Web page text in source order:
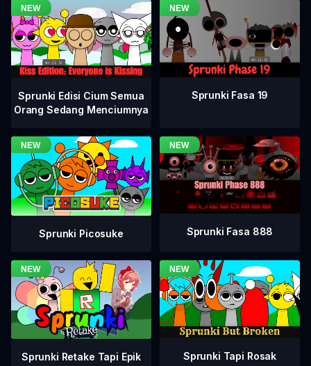
Sprunki Edisi Cium Semua
Orang Sedang Menciumnya
Sprunki Fasa 19
Sprunki Picosuke Sprunki Fasa 888
Sprunki Retake Tapi Epik Sprunki Tapi Rosak